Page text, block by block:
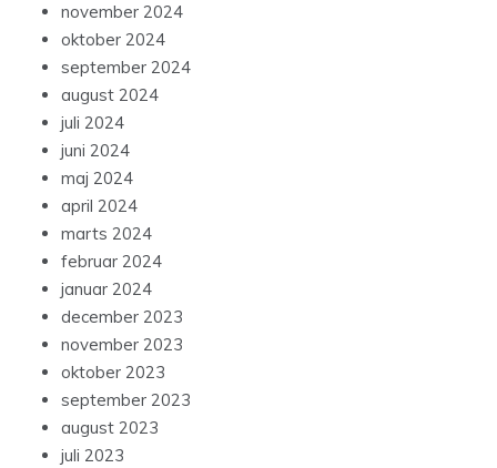
november 2024
oktober 2024
september 2024
august 2024
juli 2024
juni 2024
maj 2024
april 2024
marts 2024
februar 2024
januar 2024
december 2023
november 2023
oktober 2023
september 2023
august 2023
juli 2023